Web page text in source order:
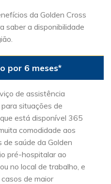
da Golden Cross
saber a disponibilidade
por 6 meses*
de assistência
situações de
está disponível 365
comodidade aos
saúde da Golden
pré-hospitalar ao
no local de trabalho, e
de maior